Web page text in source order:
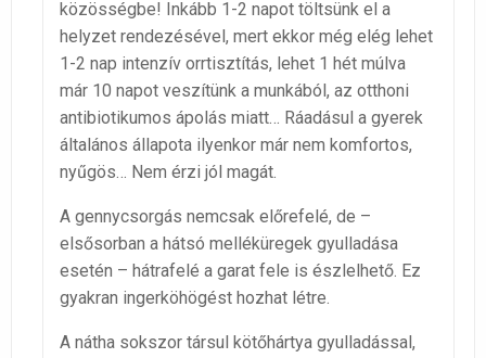
közösségbe! Inkább 1-2 napot töltsünk el a
helyzet rendezésével, mert ekkor még elég lehet
1-2 nap intenzív orrtisztítás, lehet 1 hét múlva
már 10 napot veszítünk a munkából, az otthoni
antibiotikumos ápolás miatt… Ráadásul a gyerek
általános állapota ilyenkor már nem komfortos,
nyűgös… Nem érzi jól magát.
A gennycsorgás nemcsak előrefelé, de –
elsősorban a hátsó melléküregek gyulladása
esetén – hátrafelé a garat fele is észlelhető. Ez
gyakran ingerköhögést hozhat létre.
A nátha sokszor társul kötőhártya gyulladással,